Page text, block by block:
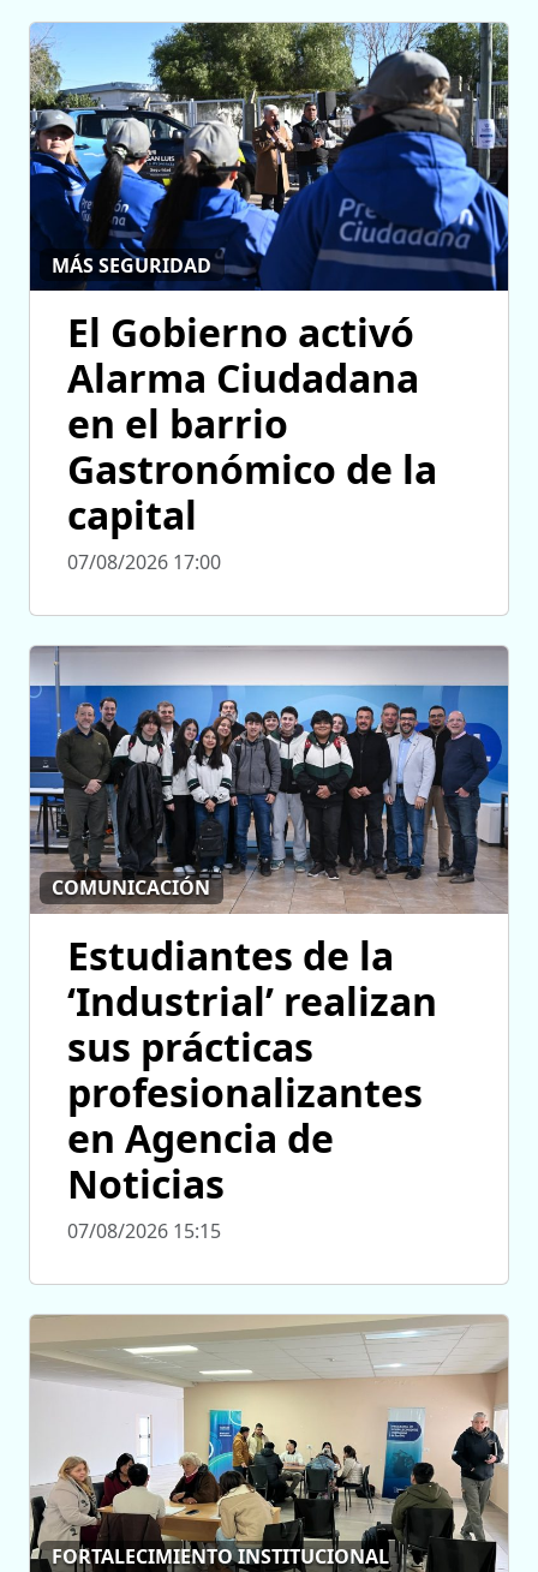
MÁS SEGURIDAD
El Gobierno activó
Alarma Ciudadana
en el barrio
Gastronómico de la
capital
07/08/2026 17:00
COMUNICACIÓN
Estudiantes de la
‘Industrial’ realizan
sus prácticas
profesionalizantes
en Agencia de
Noticias
07/08/2026 15:15
FORTALECIMIENTO INSTITUCIONAL